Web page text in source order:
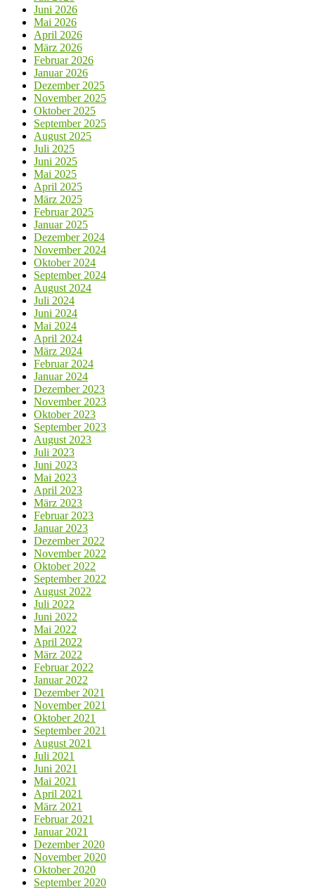
Juni 2026
Mai 2026
April 2026
März 2026
Februar 2026
Januar 2026
Dezember 2025
November 2025
Oktober 2025
September 2025
August 2025
Juli 2025
Juni 2025
Mai 2025
April 2025
März 2025
Februar 2025
Januar 2025
Dezember 2024
November 2024
Oktober 2024
September 2024
August 2024
Juli 2024
Juni 2024
Mai 2024
April 2024
März 2024
Februar 2024
Januar 2024
Dezember 2023
November 2023
Oktober 2023
September 2023
August 2023
Juli 2023
Juni 2023
Mai 2023
April 2023
März 2023
Februar 2023
Januar 2023
Dezember 2022
November 2022
Oktober 2022
September 2022
August 2022
Juli 2022
Juni 2022
Mai 2022
April 2022
März 2022
Februar 2022
Januar 2022
Dezember 2021
November 2021
Oktober 2021
September 2021
August 2021
Juli 2021
Juni 2021
Mai 2021
April 2021
März 2021
Februar 2021
Januar 2021
Dezember 2020
November 2020
Oktober 2020
September 2020